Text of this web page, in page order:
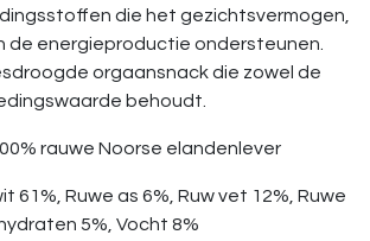
die het gezichtsvermogen,
de energieproductie ondersteunen.
orgaansnack die zowel de
behoudt.
rauwe Noorse elandenlever
61%, Ruwe as 6%, Ruw vet 12%, Ruwe
5%, Vocht 8%